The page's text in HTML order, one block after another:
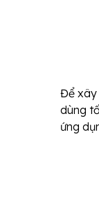
Để xây
dùng
ứng